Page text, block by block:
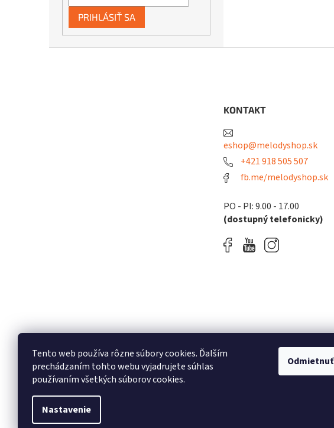
Tento web používa rôzne súbory cookies. Ďalším
prechádzaním tohto webu vyjadrujete súhlas
používaním všetkých súborov cookies.
Nastavenie
Odmietnuť
PRIHLÁSIŤ SA
KONTAKT
eshop@melodyshop.sk
+421 918 505 507
fb.me/melodyshop.sk
PO - PI: 9.00 - 17.00
(dostupný telefonicky)